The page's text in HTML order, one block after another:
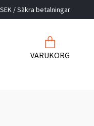
/ Säkra betalningar
VARUKORG